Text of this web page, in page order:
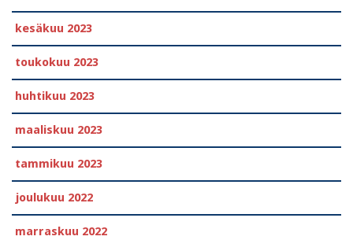
kesäkuu 2023
toukokuu 2023
huhtikuu 2023
maaliskuu 2023
tammikuu 2023
joulukuu 2022
marraskuu 2022